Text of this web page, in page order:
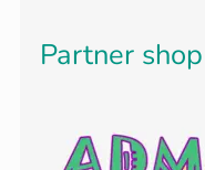
Partner shop